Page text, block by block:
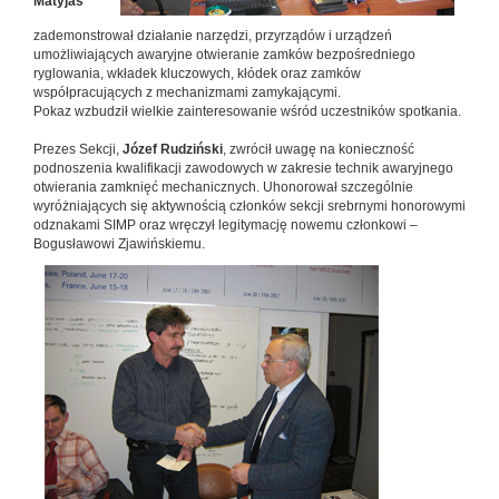
zademonstrował działanie narzędzi, przyrządów i urządzeń
umożliwiających awaryjne otwieranie zamków bezpośredniego
ryglowania, wkładek kluczowych, kłódek oraz zamków
współpracujących z mechanizmami zamykającymi.
Pokaz wzbudził wielkie zainteresowanie wśród uczestników spotkania.
Prezes Sekcji, Józef Rudziński, zwrócił uwagę na konieczność
podnoszenia kwalifikacji zawodowych w zakresie technik awaryjnego
otwierania zamknięć mechanicznych. Uhonorował szczególnie
wyróżniających się aktywnością członków sekcji srebrnymi honorowymi
odznakami SIMP oraz wręczył legitymację nowemu członkowi –
Bogusławowi Zjawińskiemu.